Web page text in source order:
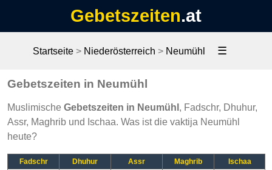
Gebetszeiten.at
Startseite > Niederösterreich > Neumühl ☰
Gebetszeiten in Neumühl
Muslimische Gebetszeiten in Neumühl , Fadschr, Dhuhur,
Assr, Maghrib und Ischaa. Was ist die vaktija Neumühl
heute?
Fadschr Dhuhur Assr Maghrib
Ischaa